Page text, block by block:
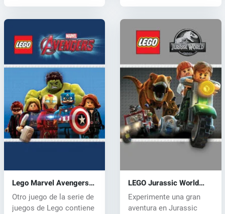
Lego Marvel Avengers
(PC) CD key
Otro juego de la serie de
juegos de Lego contiene
LEGO Jurassic World
(PC) CD key
Experimente una gran
aventura en Jurassic